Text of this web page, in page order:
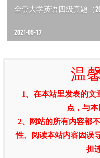
全套大学英语四级真题（
2021-05-17
温
1、在本站里发表的文
点，与本
2、网站的所有内容都
性。阅读本站内容因误
担